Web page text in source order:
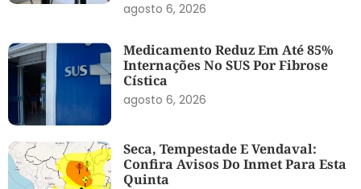
agosto 6, 2026
Medicamento Reduz Em Até 85%
Internações No SUS Por Fibrose
Cística
agosto 6, 2026
Seca, Tempestade E Vendaval:
Confira Avisos Do Inmet Para Esta
Quinta